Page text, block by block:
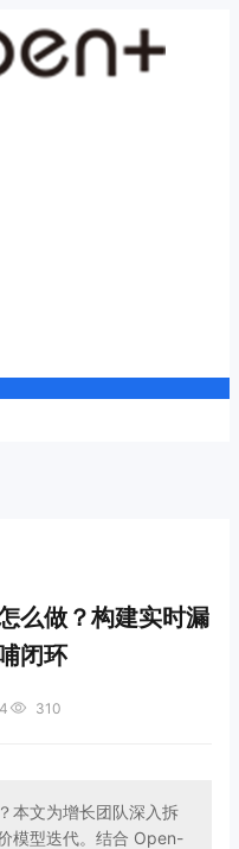
么做？构建实时漏
闭环
310
本文为增长团队深入拆
模型迭代。结合 Open-